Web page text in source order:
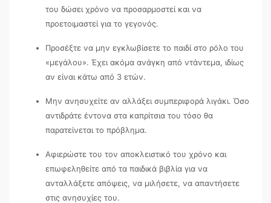
του δώσει χρόνο να προσαρμοστεί και να
προετοιμαστεί για το γεγονός.
Προσέξτε να μην εγκλωβίσετε το παιδί στο ρόλο του
«μεγάλου». Έχει ακόμα ανάγκη από ντάντεμα, ιδίως
αν είναι κάτω από 3 ετών.
Μην ανησυχείτε αν αλλάξει συμπεριφορά λιγάκι. Όσο
αντιδράτε έντονα στα καπρίτσια του τόσο θα
παρατείνεται το πρόβλημα.
Αφιερώστε του τον αποκλειστικό του χρόνο και
επωφεληθείτε από τα παιδικά βιβλία για να
ανταλλάξετε απόψεις, να μιλήσετε, να απαντήσετε
στις ανησυχίες του.